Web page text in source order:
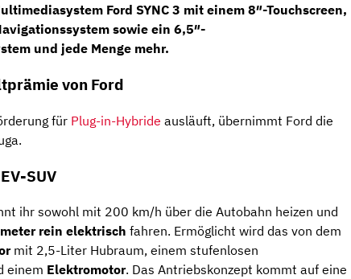
Ford SYNC 3 mit einem 8″-Touchscreen,
sowie ein 6,5″-
und jede Menge mehr.
von Ford
für Plug-in-Hybride ausläuft, übernimmt Ford die
SUV
ihr sowohl mit 200 km/h über die Autobahn heizen und
rein elektrisch fahren. Ermöglicht wird das von dem
mit 2,5-Liter Hubraum, einem stufenlosen
einem Elektromotor. Das Antriebskonzept kommt auf eine